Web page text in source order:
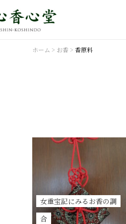
ホーム > お香 > 香原料
女重宝記にみるお香の調
合